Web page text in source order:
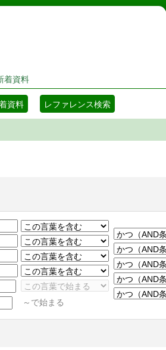
索・予約システム
着資料
資料 レファレンス検索
～で始まる